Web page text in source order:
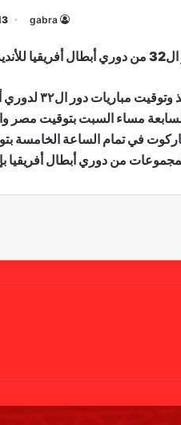
gabra
13
أعلن
مساء السبت بتوقيت مصر
في تمام الساعة الخامسة
من دوري أبطال أفريقيا